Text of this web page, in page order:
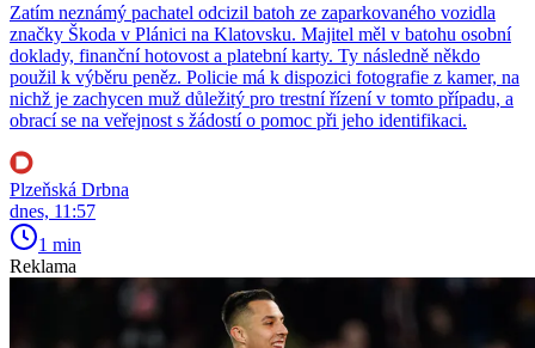
Zatím neznámý pachatel odcizil batoh ze zaparkovaného vozidla
značky Škoda v Plánici na Klatovsku. Majitel měl v batohu osobní
doklady, finanční hotovost a platební karty. Ty následně někdo
použil k výběru peněz. Policie má k dispozici fotografie z kamer, na
nichž je zachycen muž důležitý pro trestní řízení v tomto případu, a
obrací se na veřejnost s žádostí o pomoc při jeho identifikaci.
Plzeňská Drbna
dnes, 11:57
1 min
Reklama